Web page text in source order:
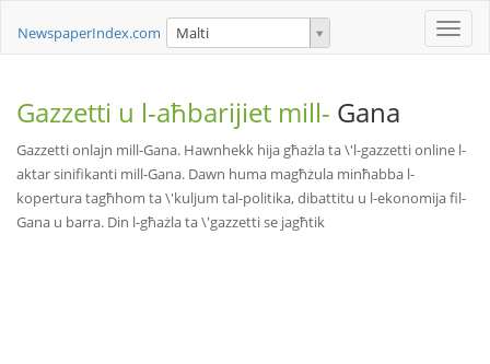
Toggle
NewspaperIndex.com Malti
Gazzetti u l-aħbarijiet mill- Gana
Gazzetti onlajn mill-Gana. Hawnhekk hija għażla ta \'l-gazzetti online l-
aktar sinifikanti mill-Gana. Dawn huma magħżula minħabba l-
kopertura tagħhom ta \'kuljum tal-politika, dibattitu u l-ekonomija fil-
Gana u barra. Din l-għażla ta \'gazzetti se jagħtik